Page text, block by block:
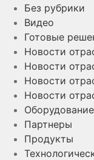
Без рубрики
Видео
Готовые
Новости
Новости
Новости
Новости
Партнеры
Продукты